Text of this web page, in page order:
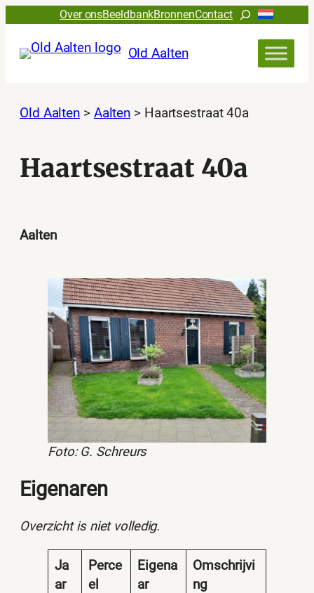
Over onsBeeldbankBronnenContactZoeken
Old Aalten
Old Aalten > Aalten > Haartsestraat 40a
Haartsestraat 40a
Aalten
Foto: G. Schreurs
Eigenaren
Overzicht is niet volledig.
Ja
ar
Perce
el
Eigena
ar
Omschrijvi
ng